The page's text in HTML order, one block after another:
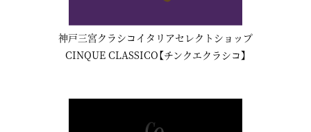
神戸三宮クラシコイタリアセレクトショップ
CINQUE CLASSICO【チンクエクラシコ】